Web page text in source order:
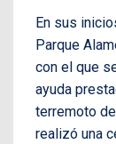
En sus
Parque
con el que
ayuda
terremoto
realizó una